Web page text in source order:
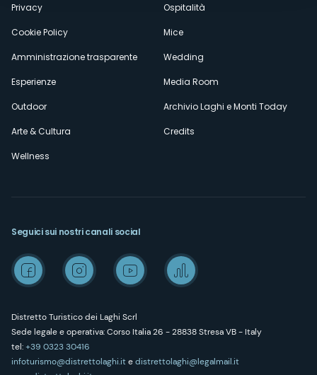
Privacy
Cookie Policy
Amministrazione trasparente
Esperienze
Outdoor
Arte & Cultura
Wellness
Ospitalità
Mice
Wedding
Media Room
Archivio Laghi e Monti Today
Credits
Distretto Turistico dei Laghi Scrl
Sede legale e operativa: Corso Italia 26 - 28838 Stresa VB - Italy
tel:+39 0323 30416
infoturismo@distrettolaghi.itedistrettolaghi@legalmail.it
Seguici sui nostri canali social